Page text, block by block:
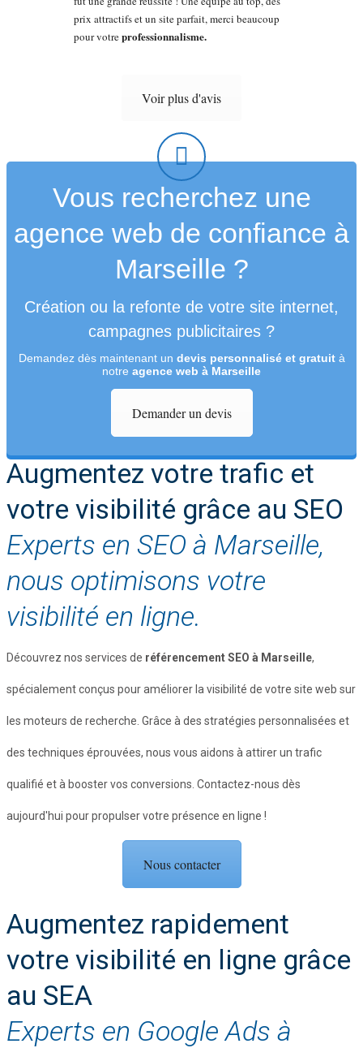
prix attractifs et un site parfait, merci beaucoup
pour votreprofessionnalisme.
Voir plus d'avis
Vous recherchez une
agence web de confiance à
Marseille ?
Création ou la refonte de votre site internet,
campagnes publicitaires ?
Demandez dès maintenant un devis personnalisé et gratuità
notre agence web à Marseille
Demander un devis
Augmentez votre trafic et
votre visibilité grâce au SEO
Experts en SEO à Marseille,
nous optimisons votre
visibilité en ligne.
Découvrez nos services de référencement SEO à Marseille,
spécialement conçus pour améliorer la visibilité de votre site web sur
les moteurs de recherche. Grâce à des stratégies personnalisées et
des techniques éprouvées, nous vous aidons à attirer un trafic
qualifié et à booster vos conversions. Contactez-nous dès
aujourd'hui pour propulser votre présence en ligne !
Nous contacter
Augmentez rapidement
votre visibilité en ligne grâce
au SEA
Experts en Google Ads à